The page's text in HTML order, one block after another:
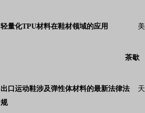
轻量化TPU材料在鞋材领域的应用
茶歇
出口运动鞋涉及弹性体材料的最新法律法
规